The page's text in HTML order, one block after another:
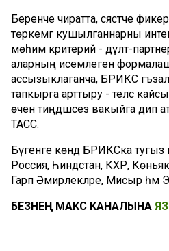
Беренче чиратта, сәясәтче
төркемгә кушылганнарны
мөһим критерий - дәүләт-
аларның исемлеген
ассызыклаганча, БРИКС
тапкырга арттыру - теләсә
өчен тиңдәшсез вакыйга дип
ТАСС.
Бүгенге көндә БРИКСка тугыз
Россия, Һиндстан, КХР,
Гарәп Әмирлекләре, Мисыр һәм
БЕЗНЕҢ МАКС КАНАЛЫНА